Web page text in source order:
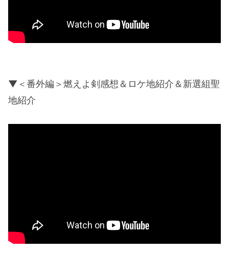
▼＜番外編＞燃えよ剣感想＆ロケ地紹介＆新選組聖
地紹介